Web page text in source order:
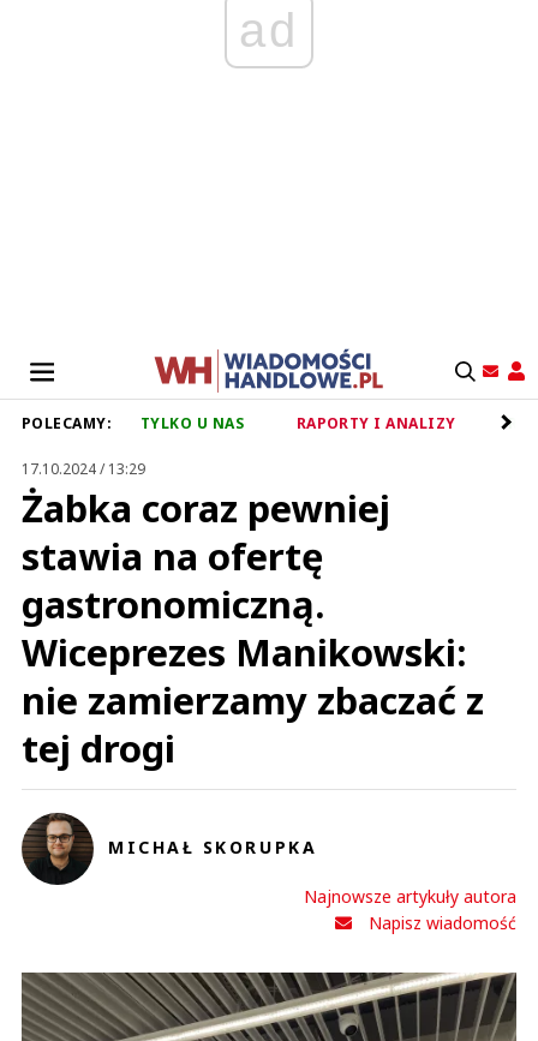
ad
POLECAMY: TYLKO U NAS RAPORTY I ANALIZY
17.10.2024 / 13:29
Żabka coraz pewniej
stawia na ofertę
gastronomiczną.
Wiceprezes Manikowski:
nie zamierzamy zbaczać z
tej drogi
MICHAŁ SKORUPKA
Najnowsze artykuły autora
Napisz wiadomość